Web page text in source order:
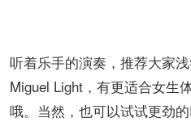
听着乐手的演奏，推荐大家
Miguel Light，有更适合女生
哦。当然，也可以试试更劲